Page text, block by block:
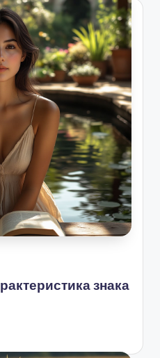
знака